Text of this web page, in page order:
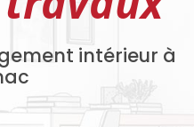
intérieur à